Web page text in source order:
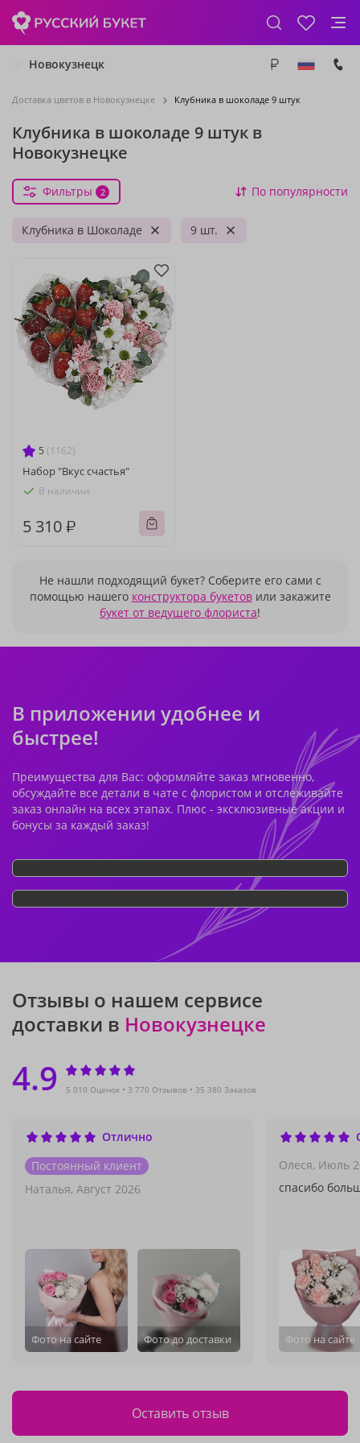
Новокузнецк
Доставка цветов в Новокузнецке Клубника в шоколаде 9 штук
Клубника в шоколаде 9 штук в
Новокузнецке
Фильтры 2 По популярности
Клубника в Шоколаде 9 шт.
5 (1162)
Набор "Вкус счастья"
В наличии
5 310 ₽
Не нашли подходящий букет? Соберите его сами с
помощью нашего конструктора букетовили закажите
букет от ведущего флориста!
В приложении удобнее и
быстрее!
Преимущества для Вас: оформляйте заказ мгновенно,
обсуждайте все детали в чате с флористом и отслеживайте
заказ онлайн на всех этапах. Плюс - эксклюзивные акции и
бонусы за каждый заказ!
Отзывы о нашем сервисе
доставки в Новокузнецке
4.9 5 010 Оценок 3 770 Отзывов 35 380 Заказов
Отлично
Постоянный клиент
Наталья, Август 2026
Фото на сайте Фото до доставки
Олеся, Июль
спасибо
Фото на сайте
Оставить отзыв